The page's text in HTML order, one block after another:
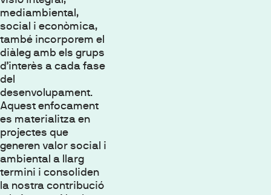
mediambiental,
social i econòmica,
també incorporem el
diàleg amb els grups
d’interès a cada fase
del
desenvolupament.
Aquest enfocament
es materialitza en
projectes que
generen valor social i
ambiental a llarg
termini i consoliden
la nostra contribució